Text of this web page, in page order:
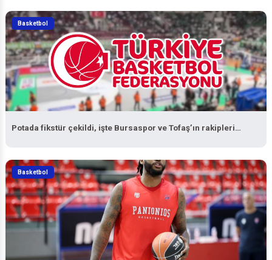
Basketbol
Potada fikstür çekildi, işte Bursaspor ve Tofaş’ın rakipleri…
Basketbol